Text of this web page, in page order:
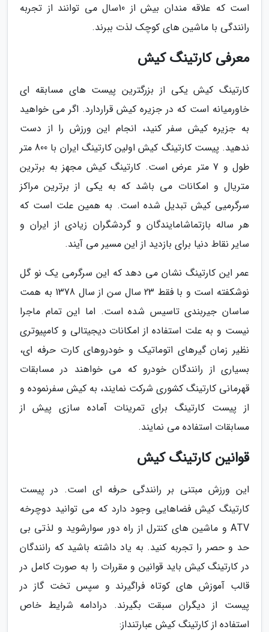
است که علاقه مندان بیش از 10سال می توانند از تجربه
رانندگی با ماشین های کوچک لذت ببرند.
معرفی کارتینگ کیش
کارتینگ کیش یکی از بزرگترین پیست های مسابقه ای
خاورمیانه است که در جزیره کیش قراردارد. اگر می خواهید
به جزیره کیش سفر کنید، انجام این ورزش را از دست
ندهید. پیست کارتینگ کیش اولین کارتینگ ایران با 800 متر
طول و 7 متر عرض است. کارتینگ کیش مجهز به برترین
متریال و امکانات می باشد که به یکی از برترین مراکز
سرگرمیی کیش تبدیل شده است. به همین علت است که
هر ساله بازتماشامایندگان و گردشگران زیادی از ایران و
سایر نقاط دنیا برای بازدید از این مسیر می آیند.
عمر این کارتینگ نشان می دهد که این سرگرمی یک نو گل
نوشکفته است و با فقط 23 سال سن از سال 1378 به همت
ساسان جیربندی تاسیس شده است. اما این تمام ماجرا
نیست و به علت استفاده از امکانات دیجیتالی و کامپیوتری
نظیر زمان گیرهای اتوماتیک و خودروهای کارت حرفه ای،
بسیاری از رانندگان خودرو که می خواهند در مسابقات
قهرمانی کارتینگ کشوری شرکت نمایند، به کیش سفرنموده و
از پیست کارتینگ برای تمرینات آماده سازی پیش از
مسابقات استفاده می نمایند.
قوانین کارتینگ کیش
این ورزش مبتنی بر رانندگی حرفه ای است. در پیست
کارتینگ کیش فضاهایی وجود دارد که می توانید دوچرخه
ATV و ماشین های کنترل از راه دور سوارشوید و لذتی بی
حد و حصر را تجربه کنید. به یاد داشته باشید که رانندگان
در کارتینگ کیش باید قوانین و مقررات را به صورت کامل در
قالب آموزش های کوتاه فراگیرند و سپس تخت گاز در
پیست از دیگران سبقت بگیرند. درادامه شرایط خاص
استفاده از کارتینگ کیش عبارتنداز: